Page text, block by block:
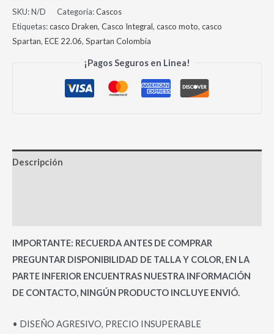
SKU:N/D Categoría:Cascos
Etiquetas:casco Draken, Casco Integral, casco moto, casco
Spartan, ECE 22.06, Spartan Colombia
¡Pagos Seguros en Linea!
Descripción
IMPORTANTE: RECUERDA ANTES DE COMPRAR
PREGUNTAR DISPONIBILIDAD DE TALLA Y COLOR, EN LA
PARTE INFERIOR ENCUENTRAS NUESTRA INFORMACIÓN
DE CONTACTO, NINGÚN PRODUCTO INCLUYE ENVIÓ.
• DISEÑO AGRESIVO, PRECIO INSUPERABLE